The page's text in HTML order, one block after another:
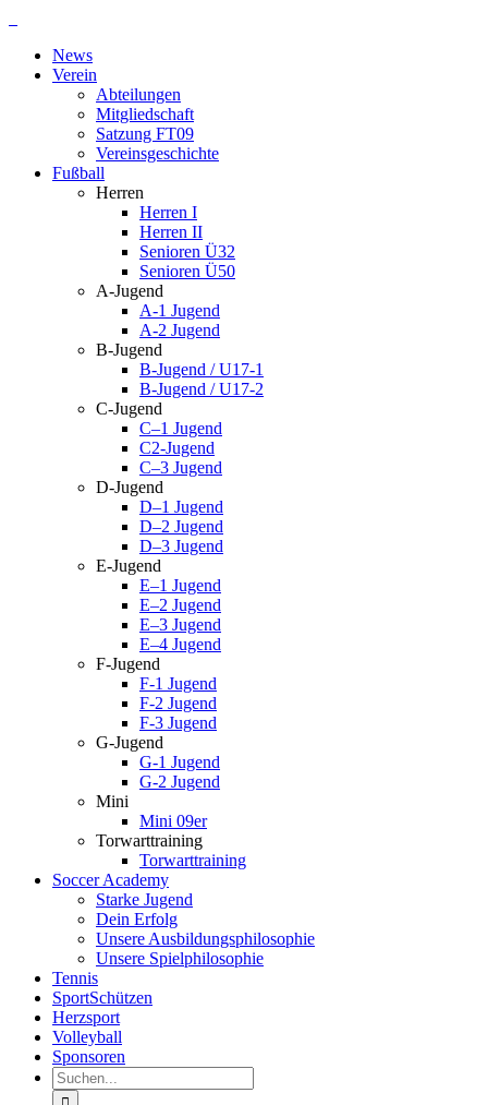
springenNews
Verein
Abteilungen
Mitgliedschaft
Satzung FT09
Vereinsgeschichte
Fußball
Herren
Herren I
Herren II
Senioren Ü32
Senioren Ü50
A-Jugend
A-1 Jugend
A-2 Jugend
B-Jugend
B-Jugend / U17-1
B-Jugend / U17-2
C-Jugend
C–1 Jugend
C2-Jugend
C–3 Jugend
D-Jugend
D–1 Jugend
D–2 Jugend
D–3 Jugend
E-Jugend
E–1 Jugend
E–2 Jugend
E–3 Jugend
E–4 Jugend
F-Jugend
F-1 Jugend
F-2 Jugend
F-3 Jugend
G-Jugend
G-1 Jugend
G-2 Jugend
Mini
Mini 09er
Torwarttraining
Torwarttraining
Soccer Academy
Starke Jugend
Dein Erfolg
Unsere Ausbildungsphilosophie
Unsere Spielphilosophie
Tennis
SportSchützen
Herzsport
Volleyball
Sponsoren
Suche
nach: